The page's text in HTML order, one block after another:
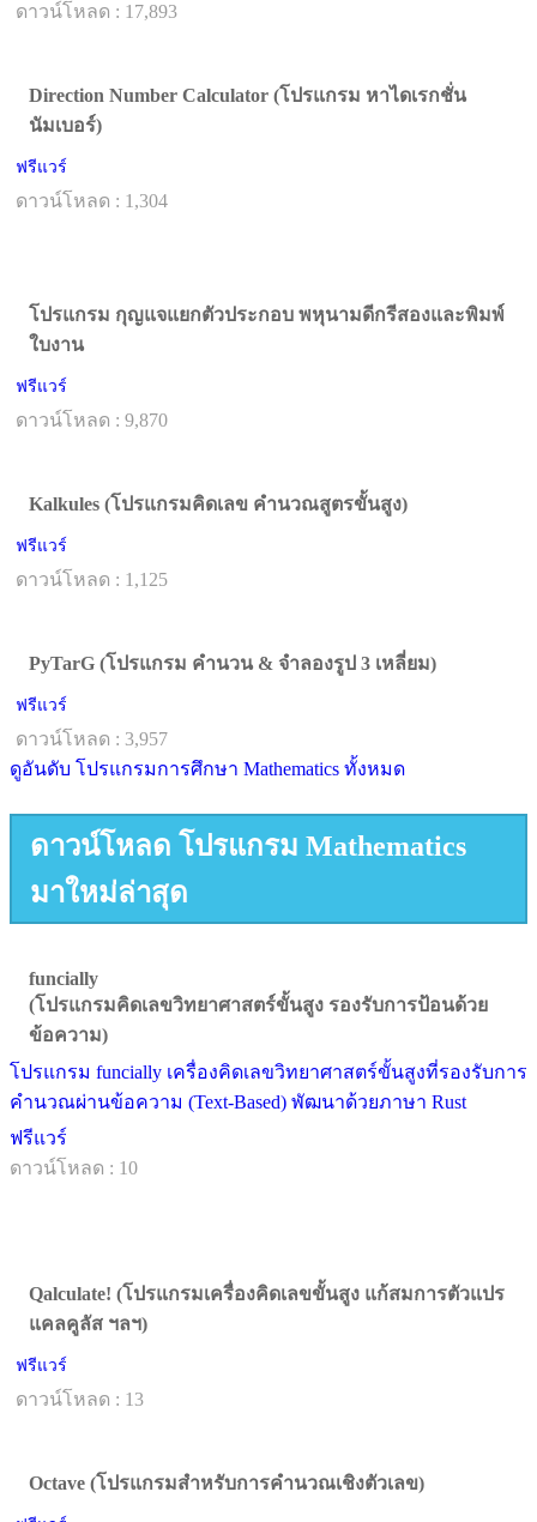
ดาวน์โหลด : 17,893
Direction Number Calculator (โปรแกรม หาไดเรกชั่น
นัมเบอร์)
ฟรีแวร์
ดาวน์โหลด : 1,304
โปรแกรม กุญแจแยกตัวประกอบ พหุนามดีกรีสองและพิมพ์
ใบงาน
ฟรีแวร์
ดาวน์โหลด : 9,870
Kalkules (โปรแกรมคิดเลข คำนวณสูตรขั้นสูง)
ฟรีแวร์
ดาวน์โหลด : 1,125
PyTarG (โปรแกรม คำนวน & จำลองรูป 3 เหลี่ยม)
ฟรีแวร์
ดาวน์โหลด : 3,957
ดูอันดับ โปรแกรมการศึกษา Mathematics ทั้งหมด
ดาวน์โหลด โปรแกรม Mathematics
มาใหม่ล่าสุด
funcially
(โปรแกรมคิดเลขวิทยาศาสตร์ขั้นสูง รองรับการป้อนด้วย
ข้อความ)
โปรแกรม funcially เครื่องคิดเลขวิทยาศาสตร์ขั้นสูงที่รองรับการ
คำนวณผ่านข้อความ (Text-Based) พัฒนาด้วยภาษา Rust
ฟรีแวร์
ดาวน์โหลด : 10
Qalculate! (โปรแกรมเครื่องคิดเลขขั้นสูง แก้สมการตัวแปร
แคลคูลัส ฯลฯ)
ฟรีแวร์
ดาวน์โหลด : 13
Octave (โปรแกรมสำหรับการคำนวณเชิงตัวเลข)